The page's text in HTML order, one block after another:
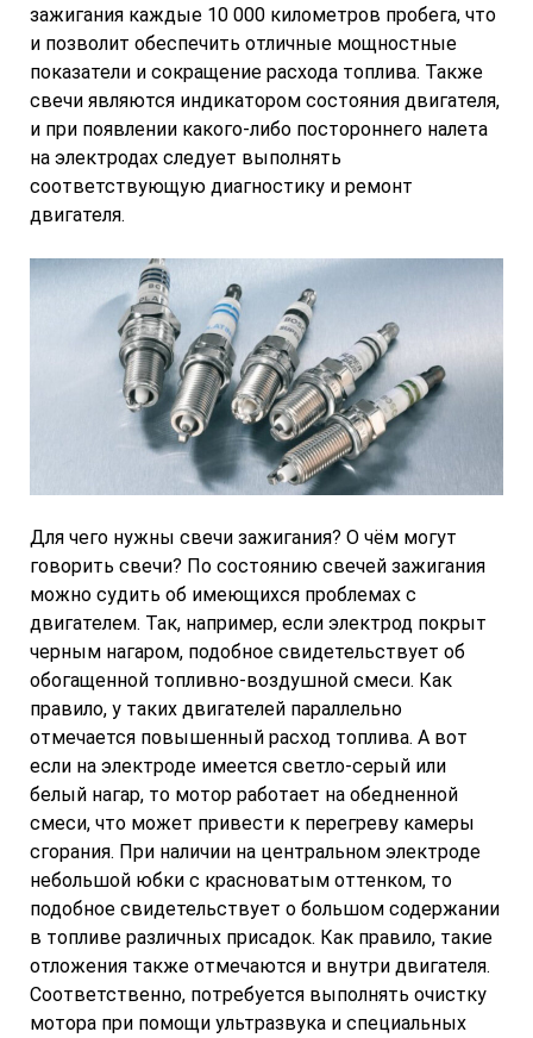
зажигания каждые 10 000 километров пробега, что
и позволит обеспечить отличные мощностные
показатели и сокращение расхода топлива. Также
свечи являются индикатором состояния двигателя,
и при появлении какого-либо постороннего налета
на электродах следует выполнять
соответствующую диагностику и ремонт
двигателя.
Для чего нужны свечи зажигания? О чём могут
говорить свечи? По состоянию свечей зажигания
можно судить об имеющихся проблемах с
двигателем. Так, например, если электрод покрыт
черным нагаром, подобное свидетельствует об
обогащенной топливно-воздушной смеси. Как
правило, у таких двигателей параллельно
отмечается повышенный расход топлива. А вот
если на электроде имеется светло-серый или
белый нагар, то мотор работает на обедненной
смеси, что может привести к перегреву камеры
сгорания. При наличии на центральном электроде
небольшой юбки с красноватым оттенком, то
подобное свидетельствует о большом содержании
в топливе различных присадок. Как правило, такие
отложения также отмечаются и внутри двигателя.
Соответственно, потребуется выполнять очистку
мотора при помощи ультразвука и специальных